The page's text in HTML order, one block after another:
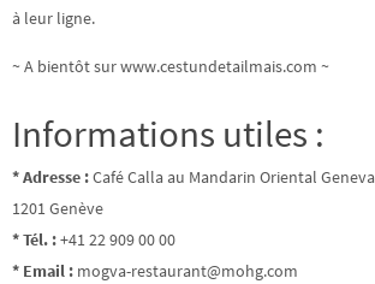
à leur ligne.
~ A bientôt sur www.cestundetailmais.com ~
Informations utiles :
* Adresse :Café Calla au Mandarin Oriental
1201 Genève
* Tél. :+41 22 909 00 00
* Email : mogva-restaurant@mohg.com